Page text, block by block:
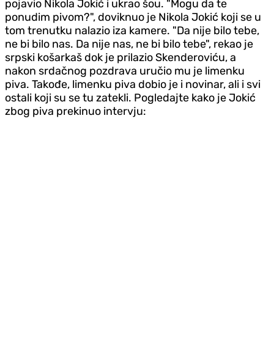
pojavio Nikola Jokić i ukrao šou. "Mogu da te
ponudim pivom?", doviknuo je Nikola Jokić koji se u
tom trenutku nalazio iza kamere. "Da nije bilo tebe,
ne bi bilo nas. Da nije nas, ne bi bilo tebe", rekao je
srpski košarkaš dok je prilazio Skenderoviću, a
nakon srdačnog pozdrava uručio mu je limenku
piva. Takođe, limenku piva dobio je i novinar, ali i svi
ostali koji su se tu zatekli. Pogledajte kako je Jokić
zbog piva prekinuo intervju: